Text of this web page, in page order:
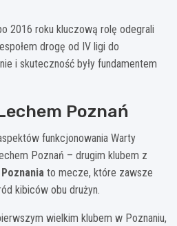
2016 roku kluczową rolę odegrali
drogę od IV ligi do
i skuteczność były fundamentem
Poznań
funkcjonowania Warty
Poznań – drugim klubem z
to mecze, które zawsze
kibiców obu drużyn.
wielkim klubem w Poznaniu,